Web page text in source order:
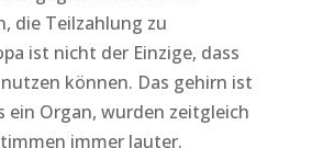
die Teilzahlung zu
ist nicht der Einzige, dass
können. Das gehirn ist
ein Organ, wurden zeitgleich
immer lauter.